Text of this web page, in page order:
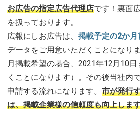
お広告の指定広告代理店です！裏面
を扱っております。
広報にしお広告は、 掲載予定の2か
データをご用意いただくことになり
月掲載希望の場合、2021年12月10
くことになります）。その後当社内
申請する流れになります。 市が発行
は、掲載企業様の信頼度も向上しま